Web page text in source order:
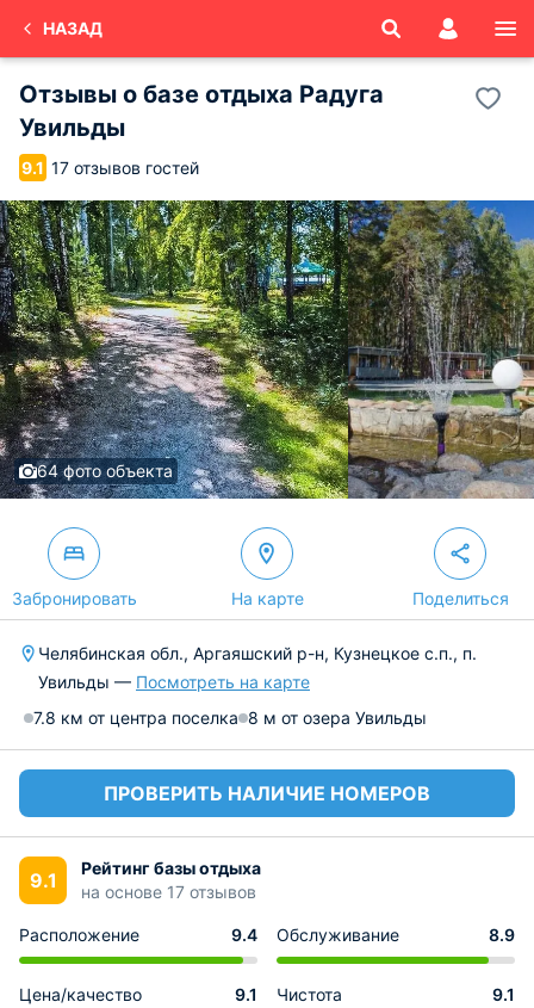
НАЗАД
Отзывы о базе отдыха Радуга
Увильды
9.1 17 отзывов гостей
64 фото объекта
Забронировать На карте Поделиться
Челябинская обл., Аргаяшский р-н, Кузнецкое с.п., п.
Увильды — Посмотреть на карте
7.8 км от центра поселка 8 м от озера Увильды
ПРОВЕРИТЬ НАЛИЧИЕ НОМЕРОВ
9.1
Рейтинг базы отдыха
на основе 17 отзывов
Расположение 9.4 Обслуживание 8.9
Цена/качество 9.1 Чистота 9.1